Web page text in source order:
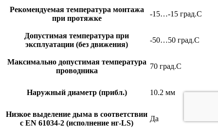
Рекомендуемая температура монтажа
при протяжке
-15…-15 град.C
Допустимая температура при
эксплуатации (без движения)
-50…50 град.C
Максимально допустимая температура
проводника
70 град.C
Наружный диаметр (прибл.) 10.2 мм
Низкое выделение дыма в соответствии
с EN 61034-2 (исполнение нг-LS)
Да